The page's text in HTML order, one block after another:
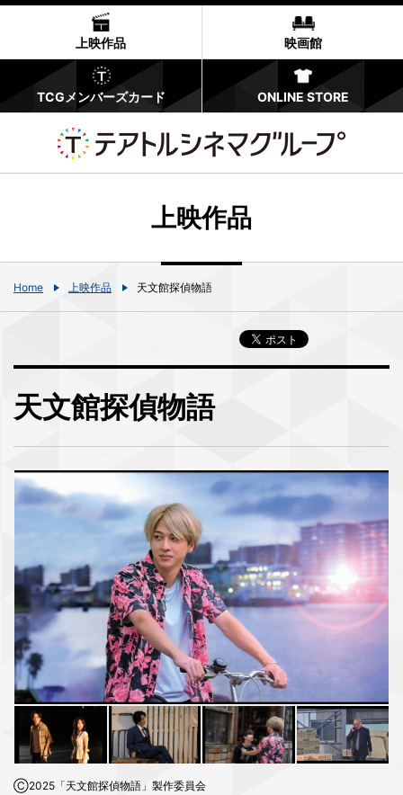
上映作品 映画館
TCGメンバーズカード ONLINE STORE
上映作品
Home 上映作品 天文館探偵物語
天文館探偵物語
Ⓒ2025「天文館探偵物語」製作委員会